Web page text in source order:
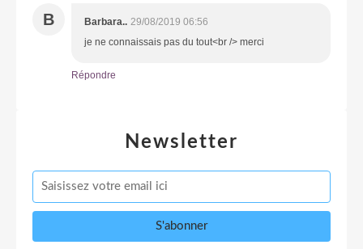
B Barbara.. 29/08/2019 06:56
je ne connaissais pas du tout<br /> merci
Répondre
Newsletter